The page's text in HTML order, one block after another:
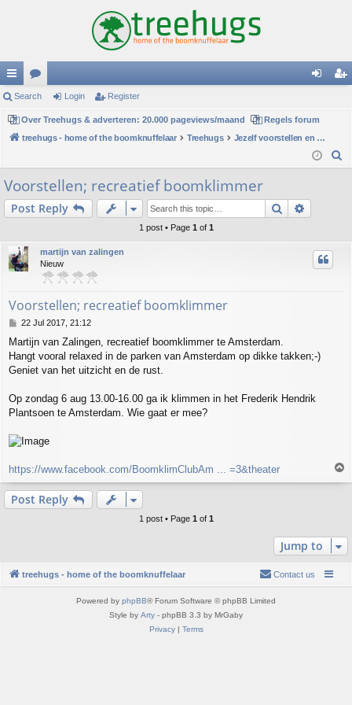
ui
ck
lin
ks
or
u
m
s
in
Search Login Register
Over Treehugs & adverteren: 20.000 pageviews/maand
Regels forum
treehugs - home of the boomknuffelaar
Treehugs
Jezelf voorstellen en persoonlijke mededelingen
h
Voorstellen; recreatief boomklimmer
Post Reply Search
1 post • Page 1 of 1
martijn van zalingen
Nieuw
Voorstellen; recreatief boomklimmer
P
s
t
22 Jul 2017, 21:12
Martijn van Zalingen, recreatief boomklimmer te Amsterdam.
Hangt vooral relaxed in de parken van Amsterdam op dikke takken;-)
Geniet van het uitzicht en de rust.
Op zondag 6 aug 13.00-16.00 ga ik klimmen in het Frederik Hendrik
Plantsoen te Amsterdam. Wie gaat er mee?
https://www.facebook.com/BoomklimClubAm ... =3&theater
o
Post Reply
1 post • Page 1 of 1
Jump to
treehugs - home of the boomknuffelaar Contact us
Powered by phpBB® Forum Software © phpBB Limited
Style by Arty - phpBB 3.3 by MrGaby
Privacy| Terms